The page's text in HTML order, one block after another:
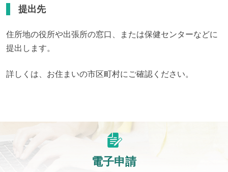
提出先
住所地の役所や出張所の窓口、または保健センターなどに
提出します。
詳しくは、お住まいの市区町村にご確認ください。
電子申請